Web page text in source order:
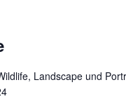
Landscape und